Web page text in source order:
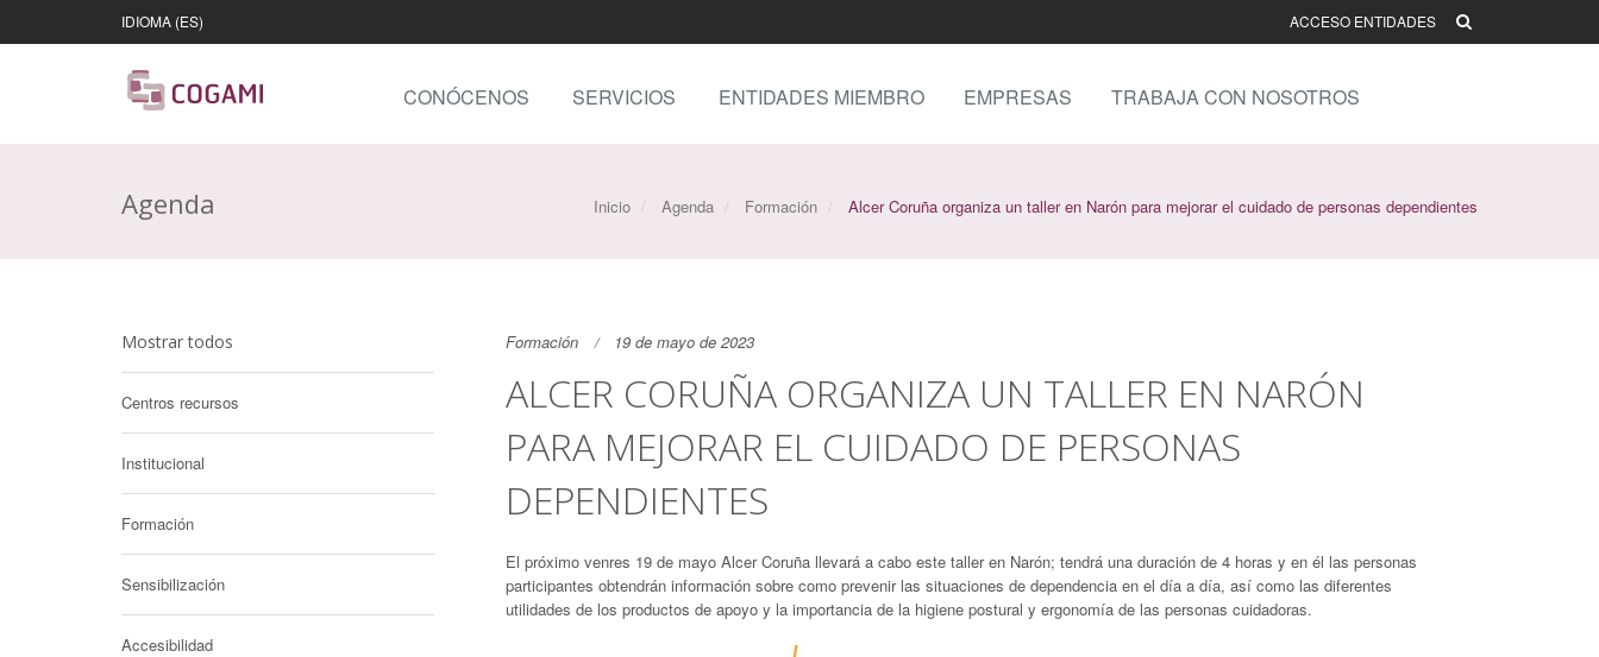
IDIOMA (ES) ACCESO ENTIDADES
CONÓCENOS SERVICIOS ENTIDADES MIEMBRO EMPRESAS TRABAJA CON NOSOTROS
Agenda Inicio Agenda Formación Alcer Coruña organiza un taller en Narón para mejorar el cuidado de personas dependientes
Mostrar todos
Centros recursos
Institucional
Formación
Sensibilización
Accesibilidad
Formación 19 de mayo de 2023
ALCER CORUÑA ORGANIZA UN TALLER EN NARÓN
PARA MEJORAR EL CUIDADO DE PERSONAS
DEPENDIENTES
El próximo venres 19 de mayo Alcer Coruña llevará a cabo este taller en Narón; tendrá una duración de 4 horas y en él las personas
participantes obtendrán información sobre como prevenir las situaciones de dependencia en el día a día, así como las diferentes
utilidades de los productos de apoyo y la importancia de la higiene postural y ergonomía de las personas cuidadoras.